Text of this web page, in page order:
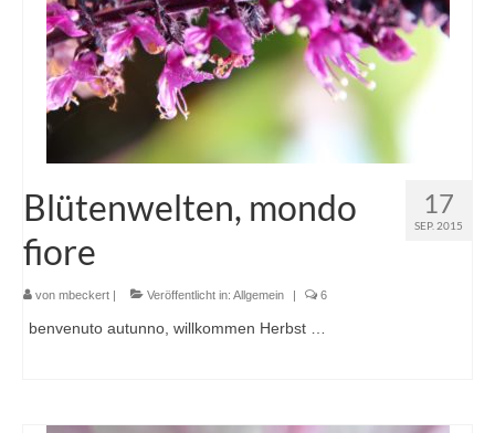
17
SEP. 2015
Blütenwelten, mondo
fiore
von mbeckert | Veröffentlicht in: Allgemein | 6
benvenuto autunno, willkommen Herbst …